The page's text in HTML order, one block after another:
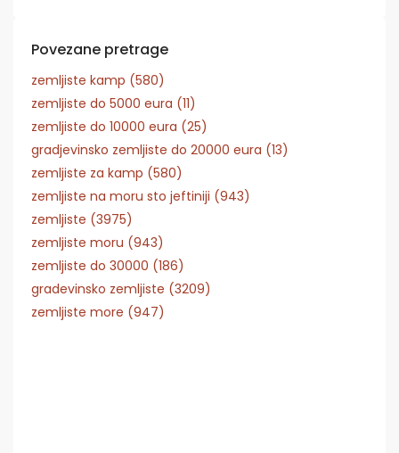
Povezane pretrage
zemljiste kamp (580)
zemljiste do 5000 eura (11)
zemljiste do 10000 eura (25)
gradjevinsko zemljiste do 20000 eura (13)
zemljiste za kamp (580)
zemljiste na moru sto jeftiniji (943)
zemljiste (3975)
zemljiste moru (943)
zemljiste do 30000 (186)
gradevinsko zemljiste (3209)
zemljiste more (947)